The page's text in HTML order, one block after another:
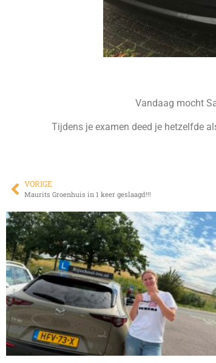
Vandaag mocht
Tijdens je examen deed je hetzelfde
VORIGE
Maurits Groenhuis in 1 keer geslaagd!!!